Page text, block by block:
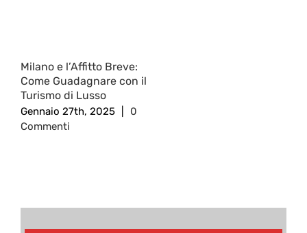
Milano e l’Affitto Breve:
Come Guadagnare con il
Turismo di Lusso
Gennaio 27th, 2025
0
Commenti